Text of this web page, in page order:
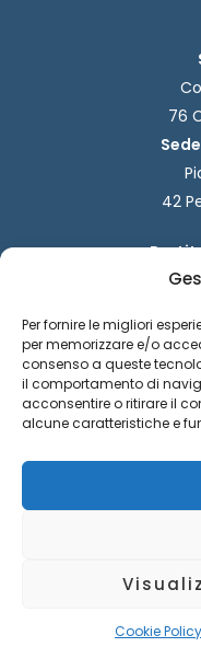
Per fornire le migliori
per memorizzare e/o
consenso a queste
il comportamento di
acconsentire o ritirare il
alcune caratteristiche e
Cookie Policy
76
42
Codice
Copyright ©